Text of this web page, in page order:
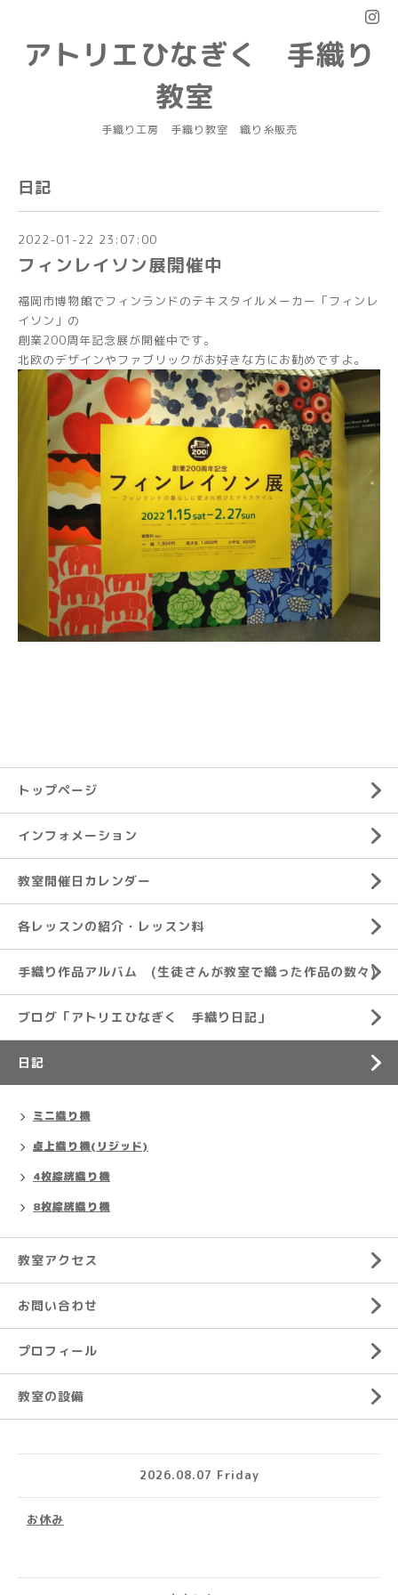
アトリエひなぎく 手織り
教室
手織り工房 手織り教室 織り糸販売
日記
2022-01-22 23:07:00
フィンレイソン展開催中
福岡市博物館でフィンランドのテキスタイルメーカー「フィンレ
イソン」の
創業200周年記念展が開催中です。
北欧のデザインやファブリックがお好きな方にお勧めですよ。
トップページ
インフォメーション
教室開催日カレンダー
各レッスンの紹介・レッスン料
手織り作品アルバム (生徒さんが教室で織った作品の数々)
ブログ「アトリエひなぎく 手織り日記」
日記
ミニ織り機
卓上織り機(リジッド)
4枚綜絖織り機
8枚綜絖織り機
教室アクセス
お問い合わせ
プロフィール
教室の設備
2026.08.07 Friday
お休み